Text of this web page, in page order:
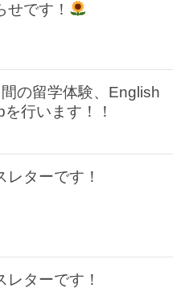
せです！
の留学体験、English
行います！！
レターです！
レターです！